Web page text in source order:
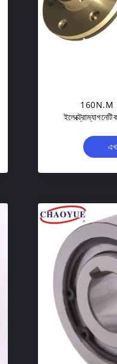
160N.M